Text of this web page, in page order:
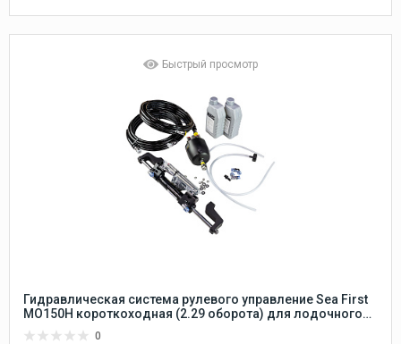
Быстрый просмотр
Гидравлическая система рулевого управление Sea First
MO150H короткоходная (2.29 оборота) для лодочного
мотора до 150 л.с.
0